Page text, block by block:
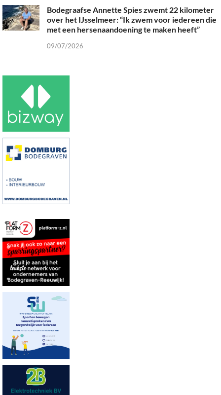
Bodegraafse Annette Spies zwemt 22 kilometer
over het IJsselmeer: “Ik zwem voor iedereen die
met een hersenaandoening te maken heeft”
09/07/2026